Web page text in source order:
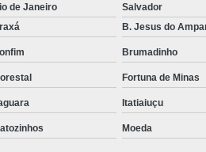
de Janeiro Salvador
B. Jesus do
Brumadinho
Fortuna de Minas
Itatiaiuçu
Moeda